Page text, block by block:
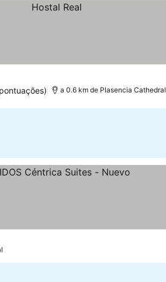
a 0.6 km de Plasencia Cathedral